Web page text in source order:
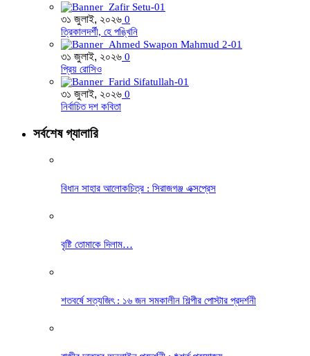
৩১ জুলাই, ২০২৬ 0
ত্রিকালদর্শী, হে পঙ্খিনি
৩১ জুলাই, ২০২৬ 0
প্রিয় রোসিও
৩১ জুলাই, ২০২৬ 0
নির্বাচিত দশ কবিতা
সর্বশেষ গ্যালারি
বিধান সাহার আলোকচিত্র : সিরাজগঞ্জ এক্সপ্রেস
বৃষ্টি তোমাকে দিলাম…
শতবর্ষে সত্যজিৎ : ১৬ জন সমকালীন শিল্পীর পোস্টার প্রদর্শনী